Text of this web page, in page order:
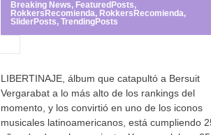
Breaking News, FeaturedPosts,
RokkersRecomienda, RokkersRecomienda,
SliderPosts, TrendingPosts
LIBERTINAJE, álbum que catapultó a Bersuit
Vergarabat a lo más alto de los rankings del
momento, y los convirtió en uno de los iconos
musicales latinoamericanos, está cumpliendo